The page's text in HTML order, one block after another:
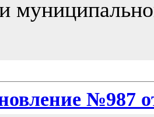
№987